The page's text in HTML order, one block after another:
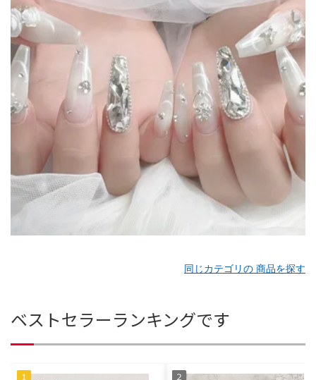
同じカテゴリの 商品を探す
ベストセラーランキングです